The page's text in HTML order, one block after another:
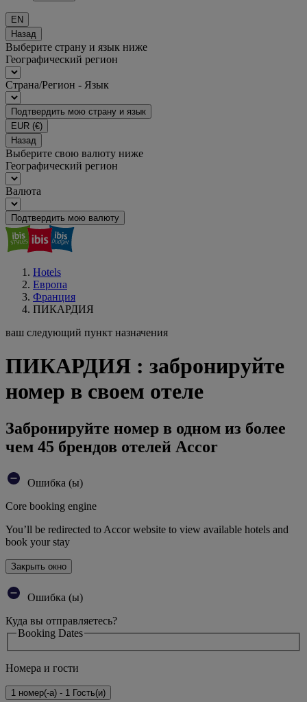
EN
Назад
Выберите страну и язык ниже
Географический регион
Страна/Регион - Язык
Подтвердить мою страну и язык
EUR (€)
Назад
Выберите свою валюту ниже
Географический регион
Валюта
Подтвердить мою валюту
Hotels
Европа
Франция
ПИКАРДИЯ
ваш следующий пункт назначения
ПИКАРДИЯ : забронируйте
номер в своем отеле
Забронируйте номер в одном из более
чем 45 брендов отелей Accor
Ошибка (ы)
Core booking engine
You’ll be redirected to Accor website to view available hotels and
book your stay
Закрыть окно
Ошибка (ы)
Куда вы отправляетесь?
Booking Dates
Номера и гости
1 номер(-а) - 1 Гость(и)